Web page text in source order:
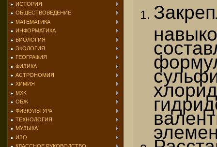
ИСТОРИЯ
ОБЩЕСТВОВЕДЕНИЕ
МАТЕМАТИКА
ИНФОРМАТИКА
БИОЛОГИЯ
ЭКОЛОГИЯ
ГЕОГРАФИЯ
ФИЗИКА
АСТРОНОМИЯ
ХИМИЯ
МХК
ОБЖ
ФИЗКУЛЬТУРА
ТЕХНОЛОГИЯ
МУЗЫКА
ИЗО